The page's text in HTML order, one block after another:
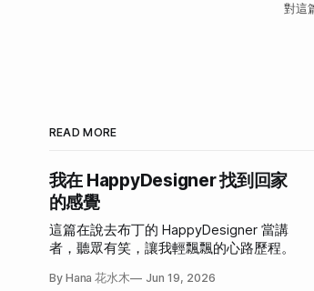
對這
READ MORE
我在 HappyDesigner 找到回家
的感覺
這篇在說去布丁的 HappyDesigner 當講
者，聽眾有笑，讓我輕飄飄的心路歷程。
By Hana 花水木 Jun 19, 2026